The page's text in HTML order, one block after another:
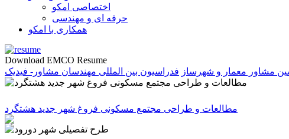
اختصاصی امکو
حرفه ای و مهندسی
همکاری با امکو
Download EMCO Resume
مشاور معمار و شهرساز فدراسیون بین المللی مهندسان مشاور- فیدیک
مطالعات و طراحی مجتمع مسکونی فروغ شهر جدید هشتگرد